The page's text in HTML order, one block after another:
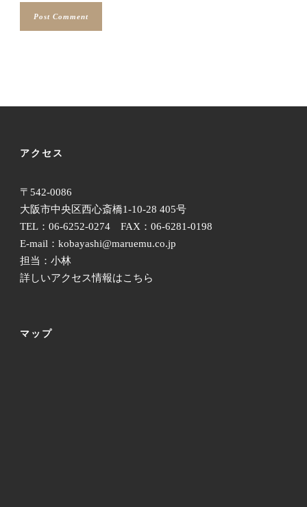
アクセス
〒542-0086
大阪市中央区西心斎橋1-10-28 405号
TEL：06-6252-0274 FAX：06-6281-0198
E-mail：kobayashi@maruemu.co.jp
担当：小林
詳しいアクセス情報はこちら
マップ